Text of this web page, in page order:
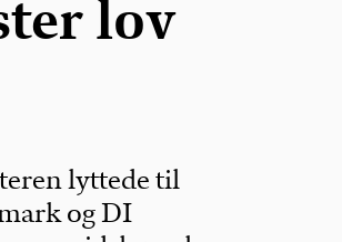
lov
lyttede til
og DI